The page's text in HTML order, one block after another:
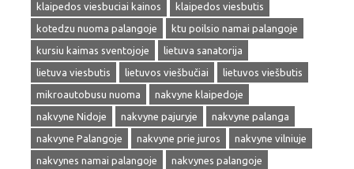
klaipedos viesbuciai kainos
klaipedos viesbutis
kotedzu nuoma palangoje
ktu poilsio namai palangoje
kursiu kaimas sventojoje
lietuva sanatorija
lietuva viesbutis
lietuvos viešbučiai
lietuvos viešbutis
mikroautobusu nuoma
nakvyne klaipedoje
nakvyne Nidoje
nakvyne pajuryje
nakvyne palanga
nakvyne Palangoje
nakvyne prie juros
nakvyne vilniuje
nakvynes namai palangoje
nakvynes palangoje